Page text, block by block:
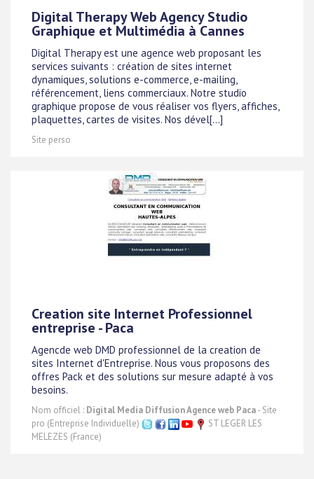
Digital Therapy Web Agency Studio
Graphique et Multimédia à Cannes
Digital Therapy est une agence web proposant les
services suivants : création de sites internet
dynamiques, solutions e-commerce, e-mailing,
référencement, liens commerciaux. Notre studio
graphique propose de vous réaliser vos flyers, affiches,
plaquettes, cartes de visites. Nos dével[...]
Site perso
Creation site Internet Professionnel
entreprise - Paca
Agencde web DMD professionnel de la creation de
sites Internet d'Entreprise. Nous vous proposons des
offres Pack et des solutions sur mesure adapté à vos
besoins.
Nom officiel : Digital Media Diffusion Agence web Paca- Site
pro (Entreprise Individuelle)
ST LEGER LES
MELEZES (France)